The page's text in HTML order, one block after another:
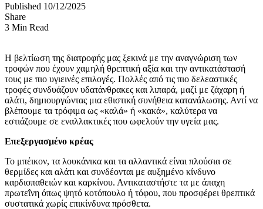
Published 10/12/2025
Share
3 Min Read
Η βελτίωση της διατροφής μας ξεκινά με την αναγνώριση των
τροφών που έχουν χαμηλή θρεπτική αξία και την αντικατάστασή
τους με πιο υγιεινές επιλογές. Πολλές από τις πιο δελεαστικές
τροφές συνδυάζουν υδατάνθρακες και λιπαρά, μαζί με ζάχαρη ή
αλάτι, δημιουργώντας μια εθιστική συνήθεια κατανάλωσης. Αντί να
βλέπουμε τα τρόφιμα ως «καλά» ή «κακά», καλύτερα να
εστιάζουμε σε εναλλακτικές που ωφελούν την υγεία μας.
Επεξεργασμένο κρέας
Το μπέικον, τα λουκάνικα και τα αλλαντικά είναι πλούσια σε
θερμίδες και αλάτι και συνδέονται με αυξημένο κίνδυνο
καρδιοπαθειών και καρκίνου. Αντικαταστήστε τα με άπαχη
πρωτεΐνη όπως ψητό κοτόπουλο ή τόφου, που προσφέρει θρεπτικά
συστατικά χωρίς επικίνδυνα πρόσθετα.